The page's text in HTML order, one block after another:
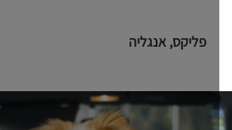
פליקס, אנגליה